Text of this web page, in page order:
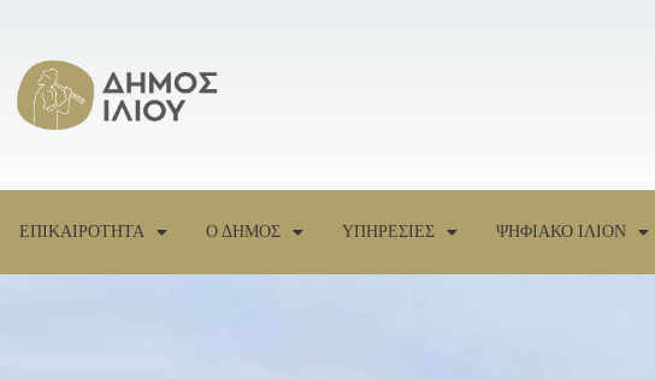
ΕΠΙΚΑΙΡΟΤΗΤΑ Ο ΔΗΜΟΣ ΥΠΗΡΕΣΙΕΣ ΨΗΦΙΑΚΟ ΙΛΙΟΝ